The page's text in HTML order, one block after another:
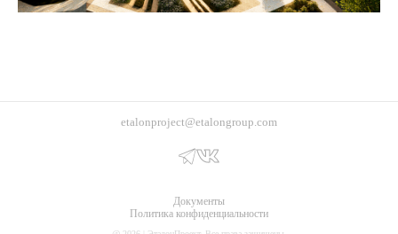
etalonproject@etalongroup.com
Документы
Политика конфиденциальности